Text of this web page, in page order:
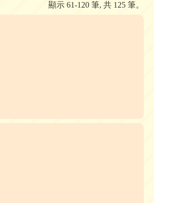
顯示 61-120 筆, 共 125 筆。